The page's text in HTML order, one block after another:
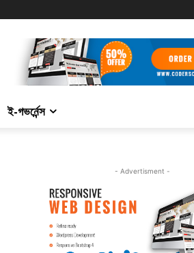
ই-গভর্নেন্স
- Advertisment -